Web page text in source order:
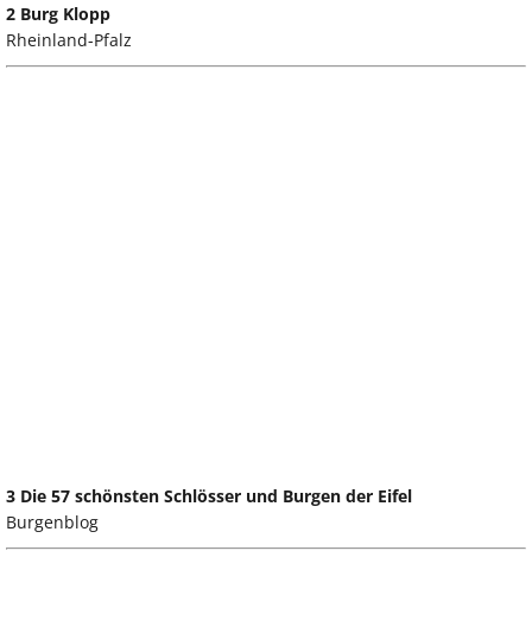
2 Burg Klopp
Rheinland-Pfalz
3 Die 57 schönsten Schlösser und Burgen der Eifel
Burgenblog